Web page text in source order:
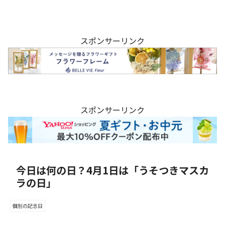
スポンサーリンク
スポンサーリンク
今日は何の日？4月1日は「うそつきマスカ
ラの日」
個別の記念日